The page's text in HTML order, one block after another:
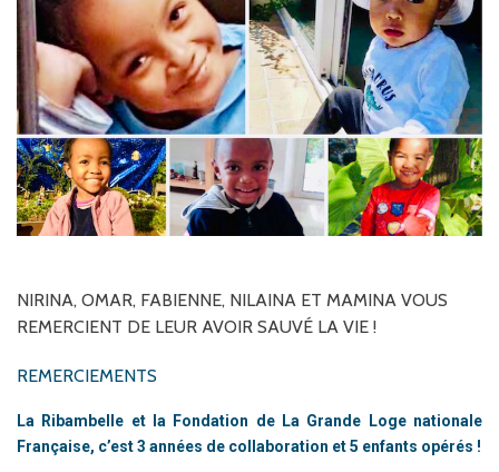
NIRINA, OMAR, FABIENNE, NILAINA ET MAMINA VOUS
REMERCIENT DE LEUR AVOIR SAUVÉ LA VIE !
REMERCIEMENTS
La Ribambelle et la Fondation de La Grande Loge nationale
Française, c’est 3 années de collaboration et 5 enfants opérés !